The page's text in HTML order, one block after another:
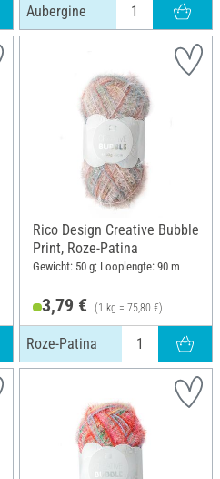
Aubergine
Rico Design Creative Bubble
Print, Roze-Patina
Gewicht: 50 g; Looplengte: 90 m
3,79 € (1 kg = 75,80 €)
Roze-Patina